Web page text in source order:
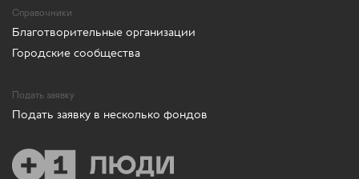
Справочники
Благотворительные организации
Городские сообщества
Подать заявку
Подать заявку в несколько фондов